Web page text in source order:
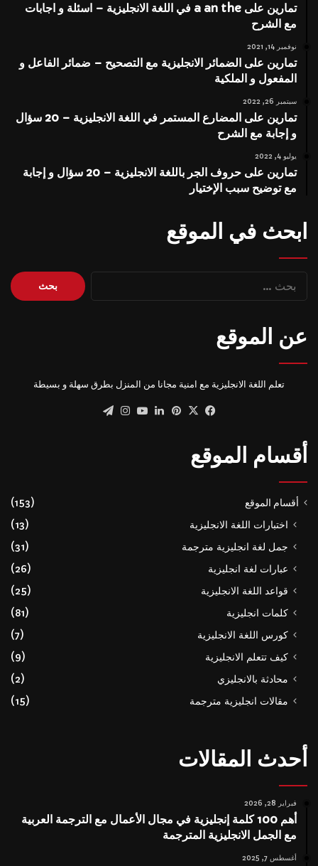
تمارين على a an the في اللغة الانجليزية – اسئلة و اجابات
مع الشرح
نوفمبر 14, 2021
تمارين على الضمائر الانجليزية مع التصحيح – ضمائر الفاعل و
المفعول و الملكية
سبتمبر 26, 2022
تمارين على المضارع المستمر في اللغة الانجليزية – 20 سؤال
و إجابة مع الشرح
يوليو 4, 2022
تمارين على حروف الجر باللغة الانجليزية – 20 سؤال و إجابة
مع توضيح سبب الإختيار
ابحث في الموقع
البحث
عن:
عن الموقع
تعلم اللغة الانجليزية مع امنية مجانا من المنزل بطرق سهلة و بسيطة
فيسبوك
‫X بينتيريست
لينكدإن‫YouTube
انستقرام
أقسام الموقع
أقسام الموقع (153)
اختبارات اللغة الانجليزية
(13)
جمل لغة انجليزية مترجمة
(31)
عبارات لغة انجليزية
(26)
قواعد اللغة الانجليزية
(25)
كلمات انجليزية
(81)
كورس اللغة الانجليزية
(7)
كيف تتعلم الانجليزية
(9)
محادثة بالانجليزي
(2)
مقالات انجليزية مترجمة
(15)
أحدث المقالات
فبراير 28, 2026
أهم 100 كلمة إنجليزية في مجال الأعمال مع الترجمة العربية
مع الجمل الانجليزية المترجمة
أغسطس 7, 2025